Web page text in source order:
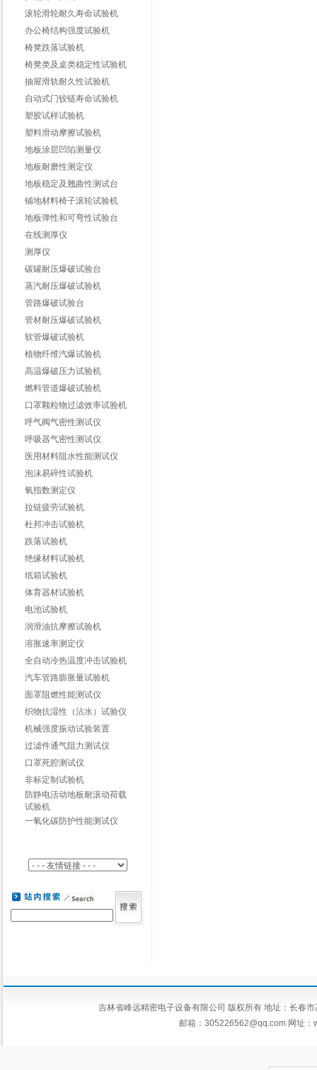
滚轮滑轮耐久寿命试验机
办公椅结构强度试验机
椅凳跌落试验机
椅凳类及桌类稳定性试验机
抽屉滑轨耐久性试验机
自动式门铰链寿命试验机
塑胶试样试验机
塑料滑动摩擦试验机
地板涂层凹陷测量仪
地板耐磨性测定仪
地板稳定及翘曲性测试台
铺地材料椅子滚轮试验机
地板弹性和可弯性试验台
在线测厚仪
测厚仪
碳罐耐压爆破试验台
蒸汽耐压爆破试验机
管路爆破试验台
管材耐压爆破试验机
软管爆破试验机
植物纤维汽爆试验机
高温爆破压力试验机
燃料管道爆破试验机
口罩颗粒物过滤效率试验机
呼气阀气密性测试仪
呼吸器气密性测试仪
医用材料阻水性能测试仪
泡沫易碎性试验机
氧指数测定仪
拉链疲劳试验机
杜邦冲击试验机
跌落试验机
绝缘材料试验机
纸箱试验机
体育器材试验机
电池试验机
润滑油抗摩擦试验机
溶胀速率测定仪
全自动冷热温度冲击试验机
汽车管路膨胀量试验机
面罩阻燃性能测试仪
织物抗湿性（沾水）试验仪
机械强度振动试验装置
过滤件通气阻力测试仪
口罩死腔测试仪
非标定制试验机
防静电活动地板耐滚动荷载
试验机
一氧化碳防护性能测试仪
吉林省峰远精密电子设备有限公司 版权所有 地址：长
邮箱： 305226562@qq.com网址：